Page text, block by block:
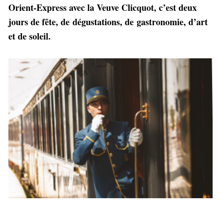
Orient-Express avec la Veuve Clicquot, c’est deux
jours de fête, de dégustations, de gastronomie, d’art
et de soleil.